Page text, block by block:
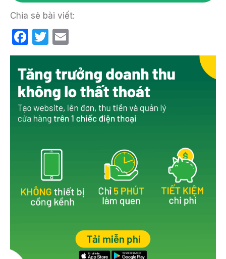
Chia sẻ bài viết:
F
a
c
e
b
o
T
w
itt
er
m
ail